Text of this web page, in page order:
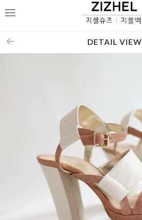
메
DETAIL VIEW